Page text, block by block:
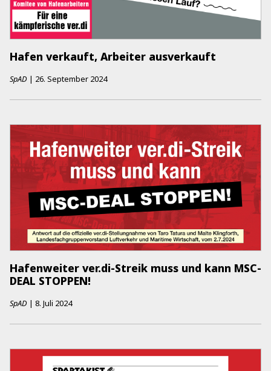
Hafen verkauft, Arbeiter ausverkauft
SpAD | 26. September 2024
Hafenweiter ver.di-Streik muss und kann MSC-
DEAL STOPPEN!
SpAD | 8. Juli 2024